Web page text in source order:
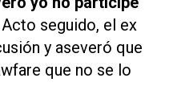
Acto seguido, el ex
y aseveró que
que no se lo